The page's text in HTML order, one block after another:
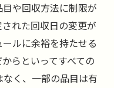
や回収方法に制限が
れた回収日の変更が
ルに余裕を持たせる
らといってすべての
く、一部の品目は有